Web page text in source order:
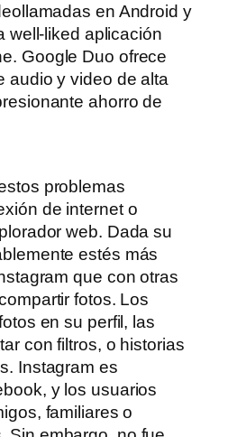
en Android y
well-liked aplicación
Google Duo ofrece
audio y video de alta
ahorro de
problemas
de internet o
web. Dada su
estés más
que con otras
fotos. Los
en su perfil, las
con filtros, o historias
Instagram es
y los usuarios
familiares o